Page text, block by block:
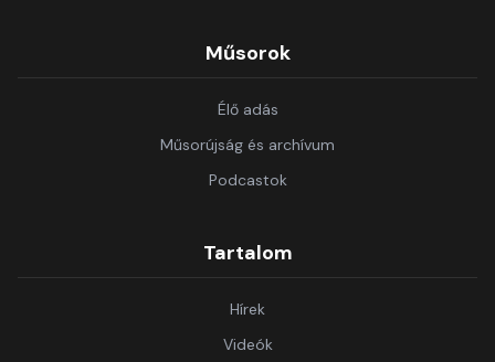
Műsorok
Élő adás
Műsorújság és archívum
Podcastok
Tartalom
Hírek
Videók